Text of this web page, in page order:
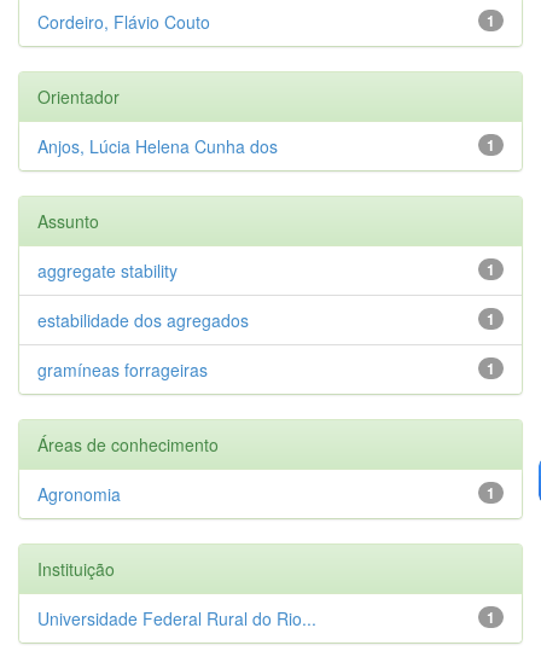
1
Cordeiro, Flávio Couto
Orientador
1
Anjos, Lúcia Helena Cunha dos
Assunto
1
aggregate stability
1
estabilidade dos agregados
1
gramíneas forrageiras
Áreas de conhecimento
1
Agronomia
Instituição
1
Universidade Federal Rural do Rio...